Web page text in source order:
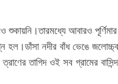
আবারও
হল।ডাঁসা নদীর বাঁধ ভেঙে
তাগিদ ওই সব গ্রামের